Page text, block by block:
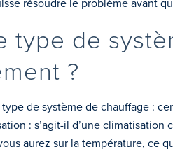
type de
?
de système de chauffage :
: s’agit-il d’une
aurez sur la température, ce